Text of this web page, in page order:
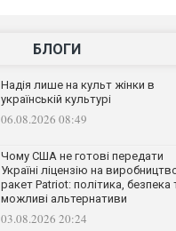
БЛОГИ
Надія лише на культ жінки в
українській культурі
06.08.2026 08:49
Чому США не готові передати
Україні ліцензію на
ракет Patriot: політика, безпека
можливі альтернативи
03.08.2026 20:24